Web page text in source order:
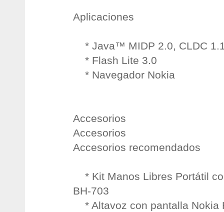
Aplicaciones
* Java™ MIDP 2.0, CLDC
* Flash Lite 3.0
* Navegador Nokia
Accesorios
Accesorios
Accesorios recomendados
* Kit Manos Libres Portátil
BH-703
* Altavoz con pantalla Nokia